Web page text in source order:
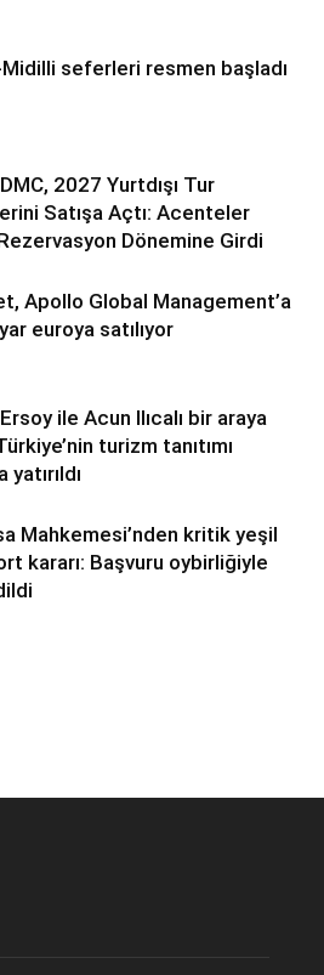
seferleri resmen başladı
2027 Yurtdışı Tur
Satışa Açtı: Acenteler
Dönemine Girdi
Apollo Global Management’a
euroya satılıyor
ile Acun Ilıcalı bir araya
turizm tanıtımı
yatırıldı
Mahkemesi’nden kritik yeşil
kararı: Başvuru oybirliğiyle